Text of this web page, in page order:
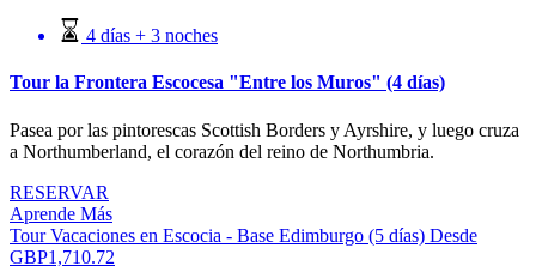
4 días + 3 noches
Tour la Frontera Escocesa "Entre los Muros" (4 días)
Pasea por las pintorescas Scottish Borders y Ayrshire, y luego cruza
a Northumberland, el corazón del reino de Northumbria.
RESERVAR
Aprende Más
Tour Vacaciones en Escocia - Base Edimburgo (5 días) Desde
GBP1,710.72